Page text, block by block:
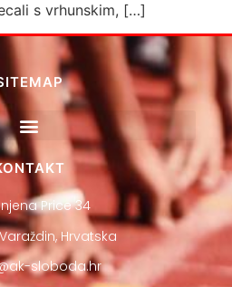
s vrhunskim, […]
Price 34
Hrvatska
sloboda.hr